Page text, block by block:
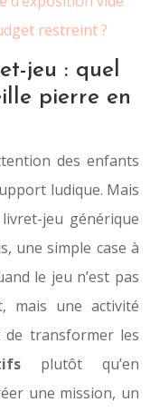
restreint ?
jeu : quel
pierre en
des enfants
ludique. Mais
jeu générique
une simple case à
le jeu n’est pas
mais une activité
de transformer les
plutôt qu’en
une mission, un